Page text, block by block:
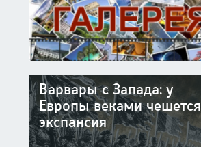
Варвары с Запада: у
Европы веками чешется
экспансия